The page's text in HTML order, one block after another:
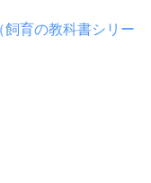
育の教科書シリー